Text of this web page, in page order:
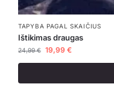
TAPYBA PAGAL SKAIČIUS
Ištikimas draugas
24,99€ 19,99 €